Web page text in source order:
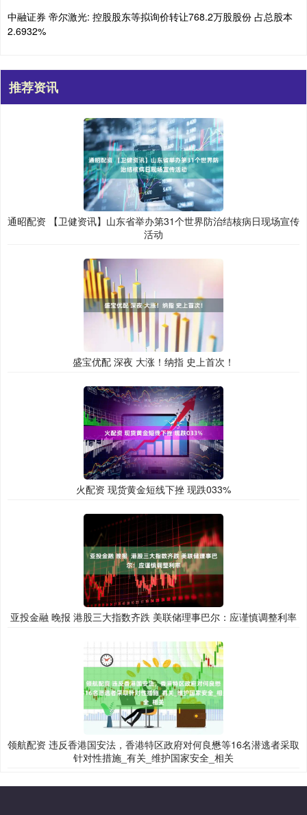
中融证券 帝尔激光: 控股股东等拟询价转让768.2万股股份 占总股本
2.6932%
推荐资讯
通昭配资 【卫健资讯】山东省举办第31个世界防治结核病日现场宣传
活动
盛宝优配 深夜 大涨！纳指 史上首次！
火配资 现货黄金短线下挫 现跌033%
亚投金融 晚报 港股三大指数齐跌 美联储理事巴尔：应谨慎调整利率
领航配资 违反香港国安法，香港特区政府对何良懋等16名潜逃者采取
针对性措施_有关_维护国家安全_相关